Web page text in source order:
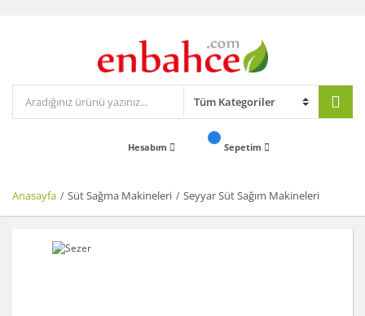
Hesabım Sepetim
Anasayfa Süt Sağma Makineleri Seyyar Süt Sağım Makineleri